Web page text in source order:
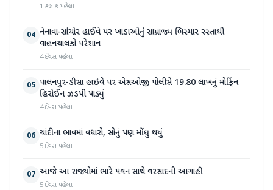
1 કલાક પહેલા
04 નેનાવા-સાંચોર હાઈવે પર ખાડાઓનું સામ્રાજ્ય બિસ્માર રસ્તાથી
વાહનચાલકો પરેશાન
4 દિવસ પહેલા
05 પાલનપુર-ડીસા હાઇવે પર એસઓજી પોલીસે 19.80 લાખનું મોર્ફિન
હિરોઈન ઝડપી પાડ્યું
4 દિવસ પહેલા
06 ચાંદીના ભાવમાં વધારો, સોનું પણ મોંઘુ થયું
5 દિવસ પહેલા
07 આજે આ રાજ્યોમાં ભારે પવન સાથે વરસાદની આગાહી
5 દિવસ પહેલા